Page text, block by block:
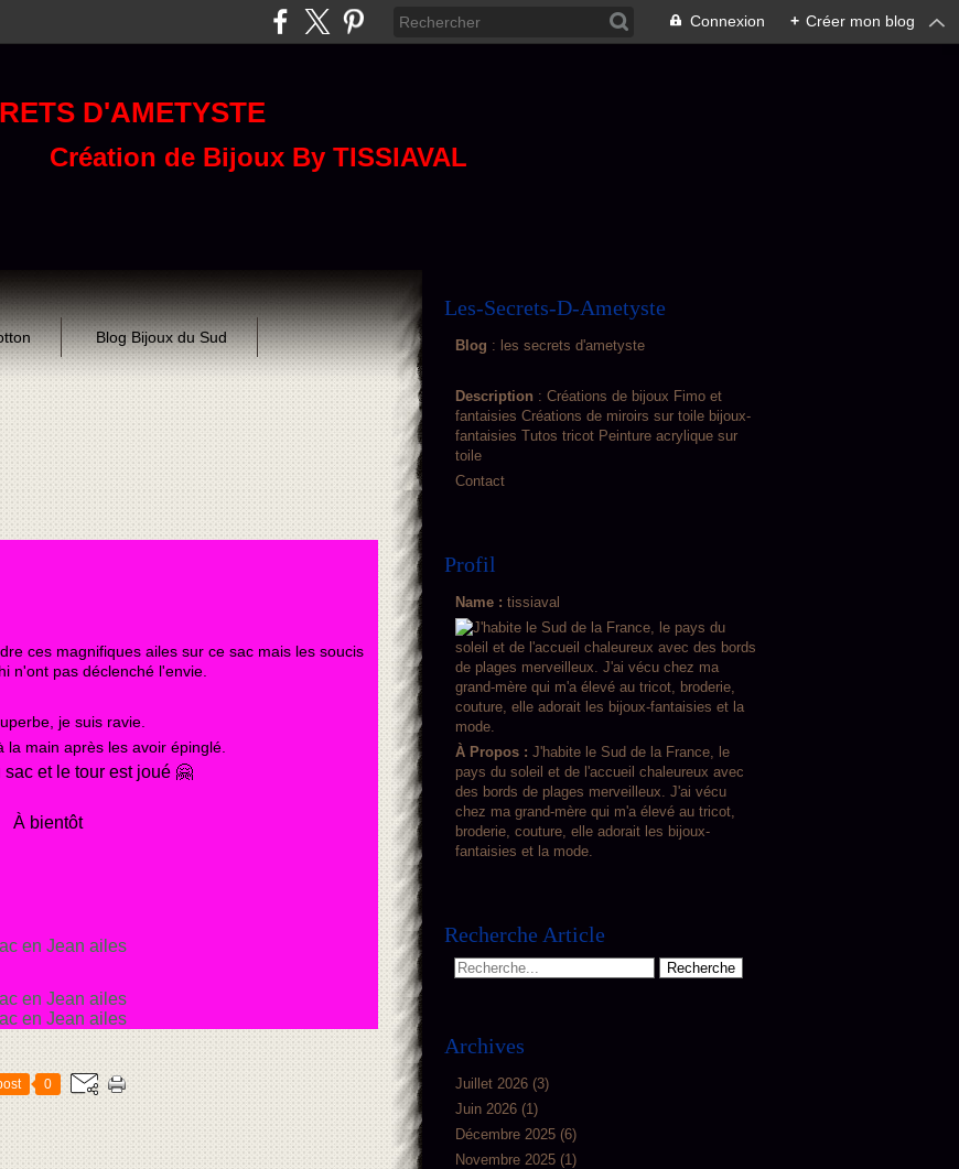
Connexion + Créer mon blog
D'AMETYSTE
Création de Bijoux By TISSIAVAL
Blog Bijoux du Sud
ces magnifiques ailes sur ce sac mais les soucis
n'ont pas déclenché l'envie.
je suis ravie.
la main après les avoir épinglé.
sac et le tour est joué 🤗
À bientôt
0
Les-Secrets-D-Ametyste
Blog : les secrets d'ametyste
Description : Créations de bijoux Fimo et
fantaisies Créations de miroirs sur toile bijoux-
fantaisies Tutos tricot Peinture acrylique sur
toile
Contact
Profil
Name : tissiaval
À Propos : J'habite le Sud de la France, le
pays du soleil et de l'accueil chaleureux avec
des bords de plages merveilleux. J'ai vécu
chez ma grand-mère qui m'a élevé au tricot,
broderie, couture, elle adorait les bijoux-
fantaisies et la mode.
Recherche Article
Archives
Juillet 2026 (3)
Juin 2026 (1)
Décembre 2025 (6)
Novembre 2025 (1)